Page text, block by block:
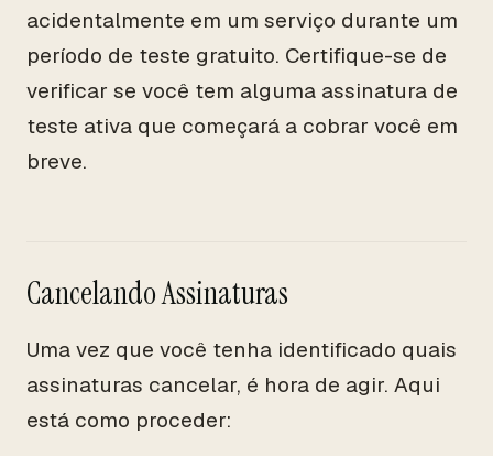
acidentalmente em um serviço durante um
período de teste gratuito. Certifique-se de
verificar se você tem alguma assinatura de
teste ativa que começará a cobrar você em
breve.
Cancelando Assinaturas
Uma vez que você tenha identificado quais
assinaturas cancelar, é hora de agir. Aqui
está como proceder: